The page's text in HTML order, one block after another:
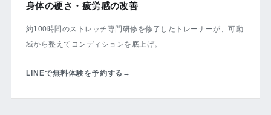
身体の硬さ・疲労感の改善
約100時間のストレッチ専門研修を修了したトレーナーが、可動
域から整えてコンディションを底上げ。
LINEで無料体験を予約する →